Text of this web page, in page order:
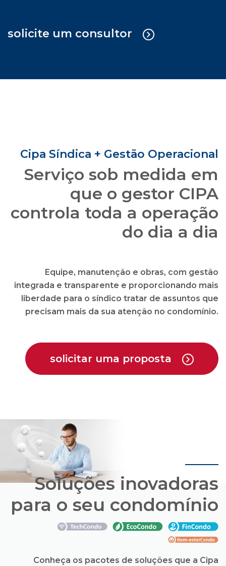
solicite um consultor
Cipa Síndica + Gestão Operacional
Serviço sob medida em
que o gestor CIPA
controla toda a operação
do dia a dia
Equipe, manutenção e obras, com gestão
integrada e transparente e proporcionando mais
liberdade para o síndico tratar de assuntos que
precisam mais da sua atenção no condomínio.
solicitar uma proposta
Soluções inovadoras
para o seu condomínio
Conheça os pacotes de soluções que a Cipa